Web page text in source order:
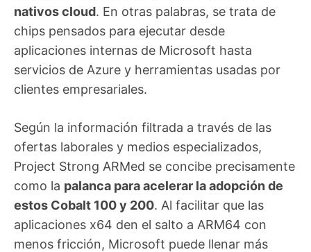
nativos cloud. En otras palabras, se trata de
chips pensados para ejecutar desde
aplicaciones internas de Microsoft hasta
servicios de Azure y herramientas usadas por
clientes empresariales.
Según la información filtrada a través de las
ofertas laborales y medios especializados,
Project Strong ARMed se concibe precisamente
como la palanca para acelerar la adopción de
estos Cobalt 100 y 200. Al facilitar que las
aplicaciones x64 den el salto a ARM64 con
menos fricción, Microsoft puede llenar más